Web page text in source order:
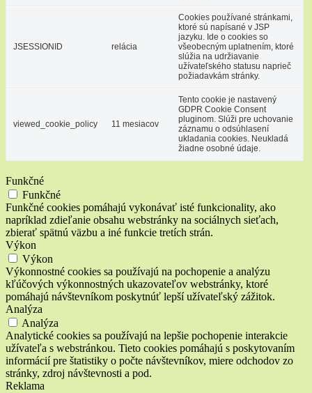
JSESSIONID relácia
Cookies používané stránkami,
ktoré sú napísané v JSP
jazyku. Ide o cookies so
všeobecným uplatnením, ktoré
slúžia na udržiavanie
užívateľského statusu naprieč
požiadavkám stránky.
viewed_cookie_policy 11 mesiacov
Tento cookie je nastavený
GDPR Cookie Consent
pluginom. Slúži pre uchovanie
záznamu o odsúhlasení
ukladania cookies. Neukladá
žiadne osobné údaje.
Funkčné
Funkčné
Funkčné cookies pomáhajú vykonávať isté funkcionality, ako
napríklad zdieľanie obsahu webstránky na sociálnych sieťach,
zbierať spätnú väzbu a iné funkcie tretích strán.
Výkon
Výkon
Výkonnostné cookies sa používajú na pochopenie a analýzu
kľúčových výkonnostných ukazovateľov webstránky, ktoré
pomáhajú návštevníkom poskytnúť lepší užívateľský zážitok.
Analýza
Analýza
Analytické cookies sa používajú na lepšie pochopenie interakcie
užívateľa s webstránkou. Tieto cookies pomáhajú s poskytovaním
informácií pre štatistiky o počte návštevníkov, miere odchodov zo
stránky, zdroj návštevnosti a pod.
Reklama